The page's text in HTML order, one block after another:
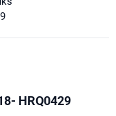
HRQ0429